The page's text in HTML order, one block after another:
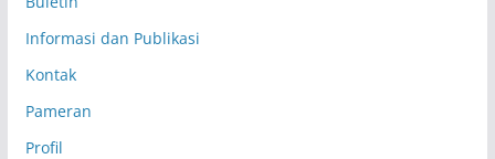
Informasi dan Publikasi
Kontak
Pameran
Profil